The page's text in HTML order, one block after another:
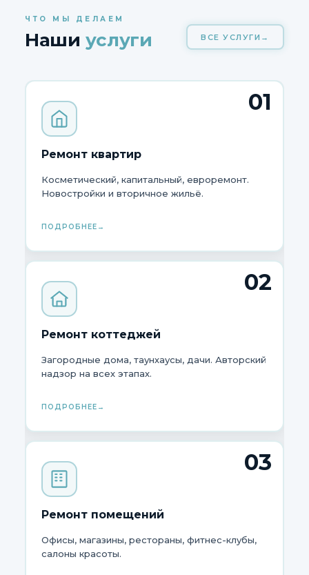
ЧТО МЫ ДЕЛАЕМ
Наши услуги ВСЕ УСЛУГИ
01
Ремонт квартир
Косметический, капитальный, евроремонт.
Новостройки и вторичное жильё.
ПОДРОБНЕЕ
02
Ремонт коттеджей
Загородные дома, таунхаусы, дачи. Авторский
надзор на всех этапах.
ПОДРОБНЕЕ
03
Ремонт помещений
Офисы, магазины, рестораны, фитнес-клубы,
салоны красоты.